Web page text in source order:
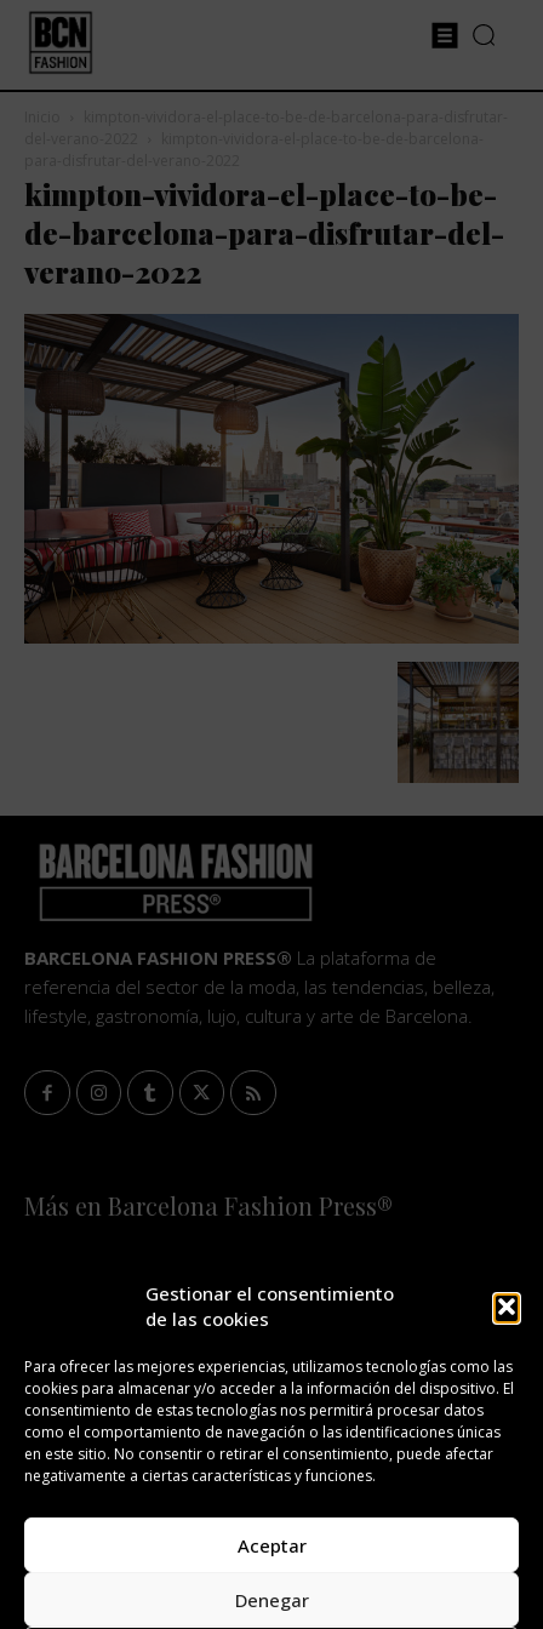
Gestionar el consentimiento
de las cookies
Para ofrecer las mejores experiencias, utilizamos tecnologías como las
cookies para almacenar y/o acceder a la información del dispositivo. El
consentimiento de estas tecnologías nos permitirá procesar datos
como el comportamiento de navegación o las identificaciones únicas
en este sitio. No consentir o retirar el consentimiento, puede afectar
negativamente a ciertas características y funciones.
Aceptar
Denegar
kimpton-vividora-el-place-to-be-
de-barcelona-para-disfrutar-del-
verano-2022
BARCELONA FASHION PRESS® La plataforma de
referencia del sector de la moda, las tendencias, belleza,
lifestyle, gastronomía, lujo, cultura y arte de Barcelona.
Más en Barcelona Fashion Press®
¡SUSCRÍBETE A NUESTRA FASHION NEWS!
CONTACTO REDACCIÓN PUBLICIDAD
ISSN 2385-4839 DL B 27443-2014
Todos los derechos reservados. Copyright 2008-2024.